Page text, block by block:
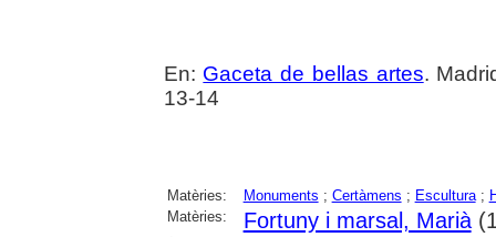
En: Gaceta de bellas artes.
13-14
Matèries: Monuments ; Certàmens ; Escultura;
Matèries:
Fortuny i marsal, Marià